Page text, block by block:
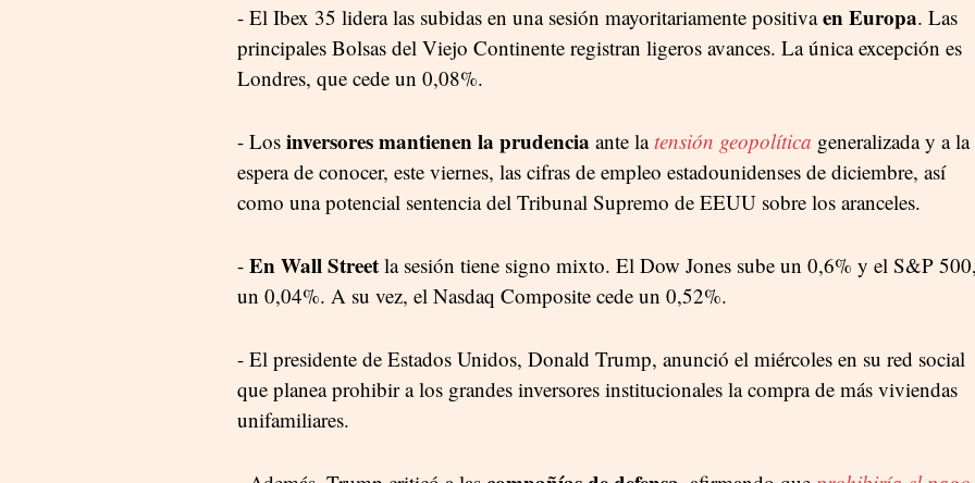
- El Ibex 35 lidera las subidas en una sesión mayoritariamente positivaen Europa. Las
principales Bolsas del Viejo Continente registran ligeros avances. La única excepción es
Londres, que cede un 0,08%.
- Los inversores mantienen la prudencia ante latensión geopolítica generalizada y a la
espera de conocer, este viernes, las cifras de empleo estadounidenses de diciembre, así
como una potencial sentencia del Tribunal Supremo de EEUU sobre los aranceles.
- En Wall Street la sesión tiene signo mixto. El Dow Jones sube un 0,6% y el S&P
un 0,04%. A su vez, el Nasdaq Composite cede un 0,52%.
- El presidente de Estados Unidos, Donald Trump, anunció el miércoles en su red social
que planea prohibir a los grandes inversores institucionales la compra de más viviendas
unifamiliares.